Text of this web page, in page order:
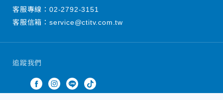
追蹤我們
客服專線： 02-2792-3151
客服信箱： service@ctitv.com.tw